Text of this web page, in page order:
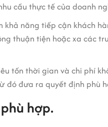
cầu thực tế của doanh
năng tiếp cận khách
thuận tiện hoặc xa các
tốn thời gian và chi phí
đó đưa ra quyết định phù
hợp.